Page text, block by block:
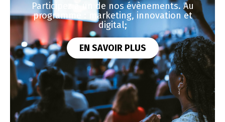
Participez à un de nos évènements. Au
programme : marketing, innovation et
digital;
EN SAVOIR PLUS